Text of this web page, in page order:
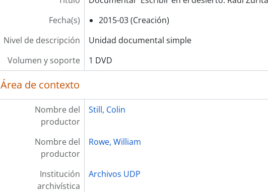
Fecha(s)
2015-03 (Creación)
Nivel de descripción
Unidad documental simple
Volumen y soporte
1 DVD
Área de contexto
Nombre del
productor
Still, Colin
Nombre del
productor
Rowe, William
Institución
archivística
Archivos UDP